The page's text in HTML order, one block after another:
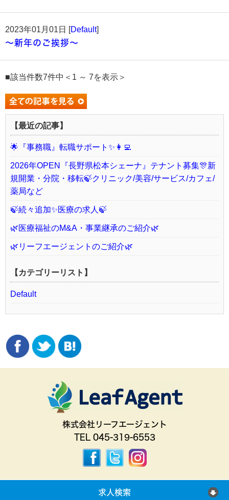
2023年01月01日 [Default]
～新年のご挨拶～
■該当件数7件中＜1 ～ 7を表示＞
【最近の記事】
🌟『事務職』転職サポート✨👩‍💻
2026年OPEN『長野県松本シェーナ』テナント募集🎊新
規開業・分院・移転🍃クリニック/美容/サービス/カフェ/
薬局など
🍃続々追加✨医療の求人🍃
🌿医療福祉のM&A・事業継承のご紹介🌿
🌿リーフエージェントのご紹介🌿
【カテゴリーリスト】
Default
株式会社リーフエージェント
TEL 045-319-6553
求人検索